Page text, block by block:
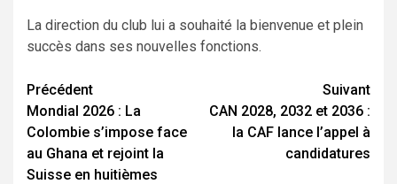
La direction du club lui a souhaité la bienvenue et plein
succès dans ses nouvelles fonctions.
Navigation
d’article
Précédent
Mondial 2026 : La
Colombie s’impose face
au Ghana et rejoint la
Suisse en huitièmes
Suivant
CAN 2028, 2032 et 2036 :
la CAF lance l’appel à
candidatures